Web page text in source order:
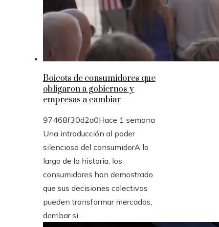
Boicots de consumidores que
obligaron a gobiernos y
empresas a cambiar
97468f30d2a0Hace 1 semana
Una introducción al poder
silencioso del consumidorA lo
largo de la historia, los
consumidores han demostrado
que sus decisiones colectivas
pueden transformar mercados,
derribar si...